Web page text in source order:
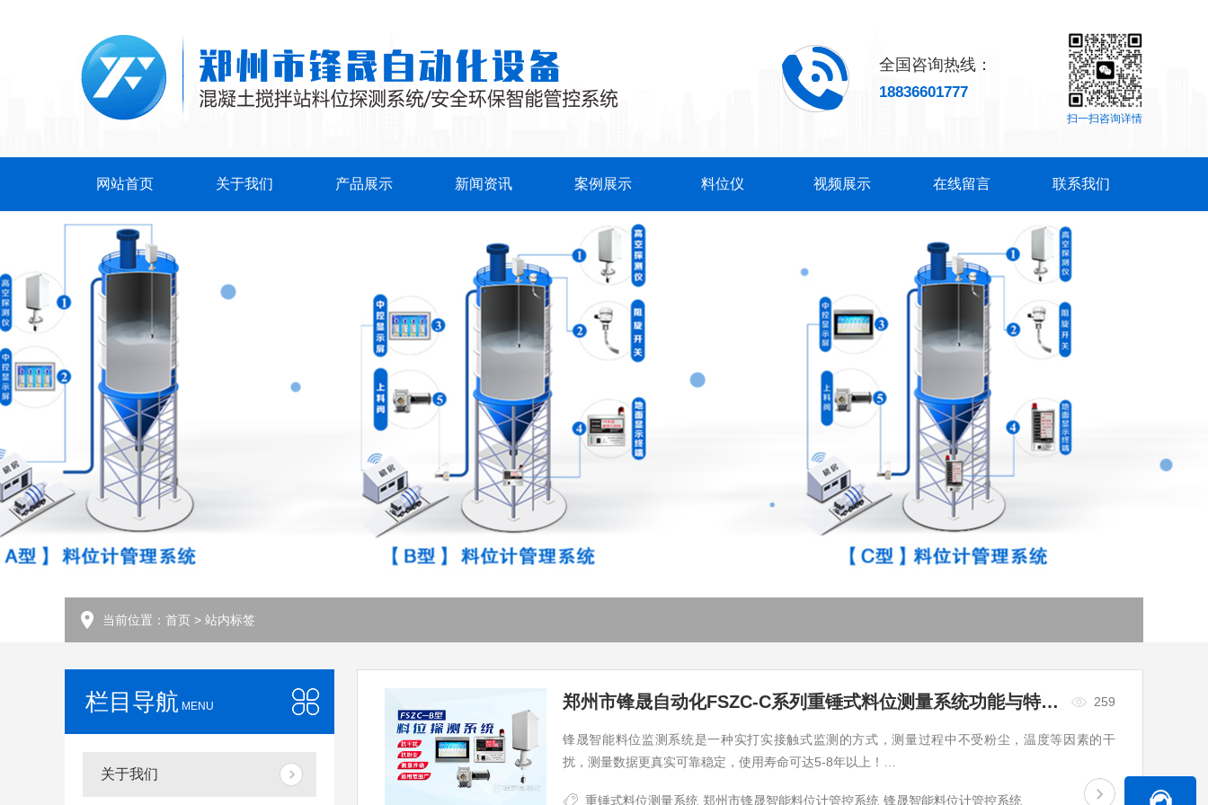
扫一扫咨询详情
全国咨询热线：
18836601777
网站首页 关于我们 产品展示 新闻资讯 案例展示 料位仪 视频展示 在线留言 联系我们
当前位置： 首页 > 站内标签
栏目导航 MENU
关于我们
郑州市锋晟自动化FSZC-C系列重锤式料位测量系统功能与特性有哪些？ 259
锋晟智能料位监测系统是一种实打实接触式监测的方式，测量过程中不受粉尘，温度等因素的干
扰，测量数据更真实可靠稳定，使用寿命可达5-8年以上！…
重锤式料位测量系统 郑州市锋晟智能料位计管控系统 锋晟智能料位计管控系统